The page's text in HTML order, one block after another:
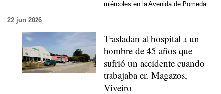
miércoles en la Avenida de Pomeda
22 jun 2026
Trasladan al hospital a un
hombre de 45 años que
sufrió un accidente cuando
trabajaba en Magazos,
Viveiro